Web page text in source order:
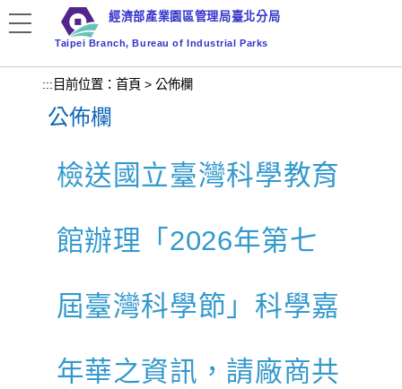
要
容
塊
經濟部產業園區管理局臺北分局
Taipei Branch, Bureau of Industrial Parks
::: 目前位置： 首頁 > 公佈欄
公佈欄
檢送國立臺灣科學教育
館辦理「2026年第七
屆臺灣科學節」科學嘉
年華之資訊，請廠商共